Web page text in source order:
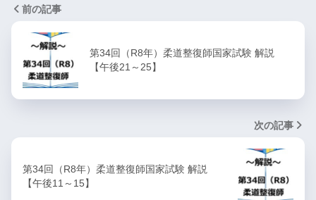
前の記事
第34回（R8年）柔道整復師国家試験 解説
【午後21～25】
次の記事
第34回（R8年）柔道整復師国家試験 解説
【午後11～15】